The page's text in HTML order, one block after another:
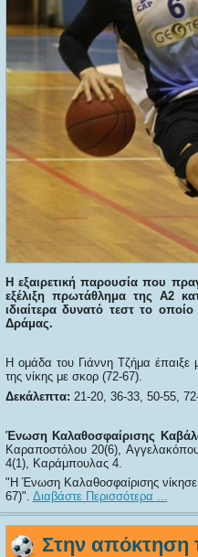
Η εξαιρετική παρουσία που
εξέλιξη πρωτάθλημα της Α2
ιδιαίτερα δυνατό τεστ το
Δράμας.
Η ομάδα του Γιάννη Τζήμα
της νίκης με σκορ (72-67).
Δεκάλεπτα: 21-20, 36-33, 50-55,
Ένωση Καλαθοσφαίρισης
Καραποστόλου 20(6),
4(1), Καράμπουλας 4.
Η Ένωση Καλαθοσφαίρισης
67) . Διαβάστε Περισσότερα ...
Στην απόκτηση